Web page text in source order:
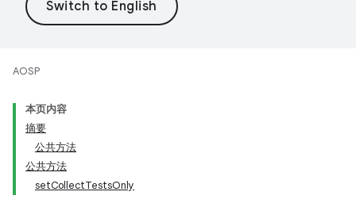
AOSP
本页内容
摘要
公共方法
公共方法
setCollectTestsOnly